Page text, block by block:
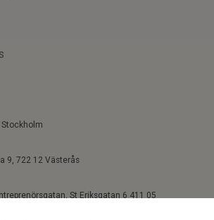
9, 722 12 Västerås
St Eriksgatan 6 411 05